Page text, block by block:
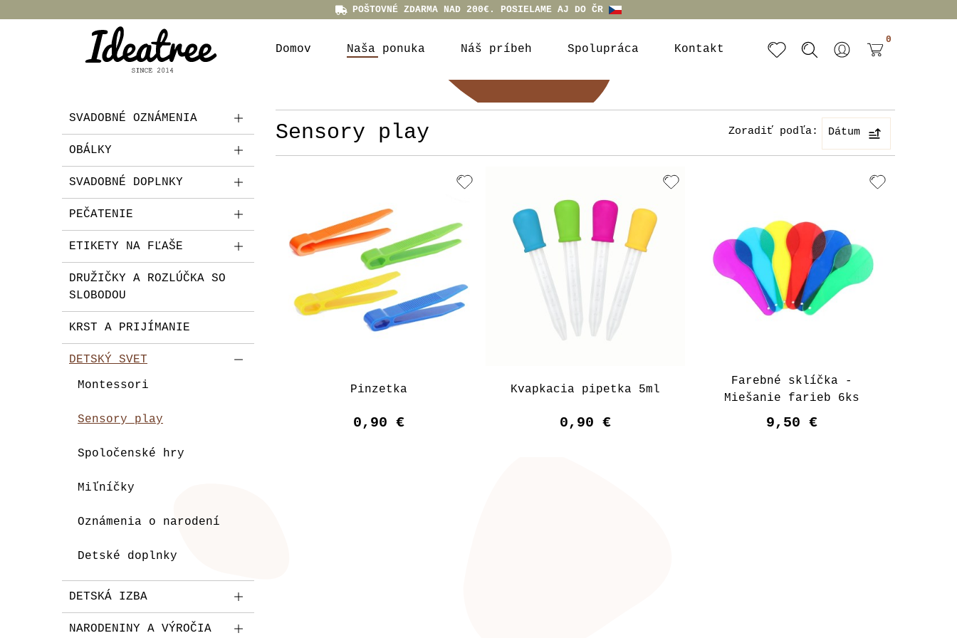
POŠTOVNÉ ZDARMA NAD 200€. POSIELAME AJ DO ČR
Domov Naša ponuka Náš príbeh Spolupráca Kontakt
0
SVADOBNÉ OZNÁMENIA
OBÁLKY
SVADOBNÉ DOPLNKY
PEČATENIE
ETIKETY NA FĽAŠE
DRUŽIČKY A ROZLÚČKA SO
SLOBODOU
KRST A PRIJÍMANIE
DETSKÝ SVET
Montessori
Sensory play
Spoločenské hry
Miľníčky
Oznámenia o narodení
Detské doplnky
DETSKÁ IZBA
NARODENINY A VÝROČIA
Sensory play Zoradiť podľa: Dátum
Pinzetka
0,90 €
Kvapkacia pipetka 5ml
0,90 €
Farebné sklíčka -
Miešanie farieb 6ks
9,50 €